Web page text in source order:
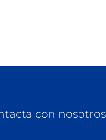
con nosotros